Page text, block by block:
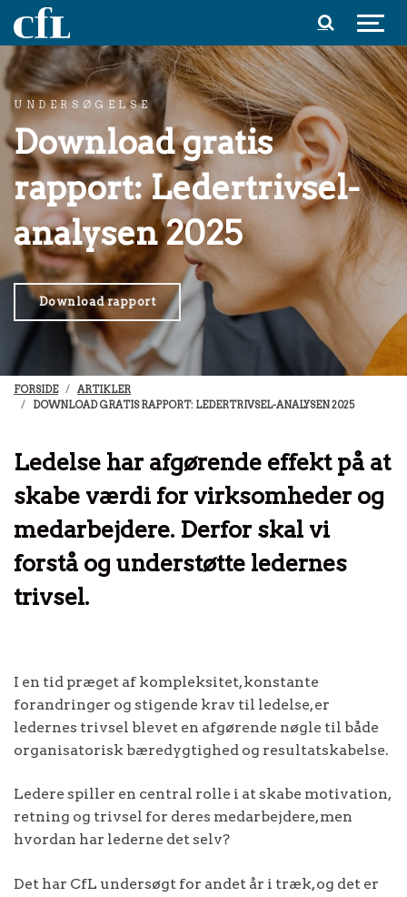
Spring til indhold
UNDERSØGELSE
Download gratis
rapport: Ledertrivsel-
analysen 2025
Download rapport
FORSIDE
ARTIKLER
DOWNLOAD GRATIS RAPPORT: LEDERTRIVSEL-ANALYSEN 2025
Ledelse har afgørende effekt på at
skabe værdi for virksomheder og
medarbejdere. Derfor skal vi
forstå og understøtte ledernes
trivsel.
I en tid præget af kompleksitet, konstante
forandringer og stigende krav til ledelse, er
ledernes trivsel blevet en afgørende nøgle til både
organisatorisk bæredygtighed og resultatskabelse.
Ledere spiller en central rolle i at skabe motivation,
retning og trivsel for deres medarbejdere, men
hvordan har lederne det selv?
Det har CfL undersøgt for andet år i træk, og det er